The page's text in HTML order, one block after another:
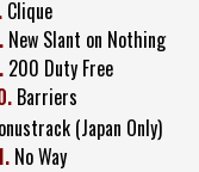
Clique
New Slant on Nothing
200 Duty Free
Barriers
(Japan Only)
No Way